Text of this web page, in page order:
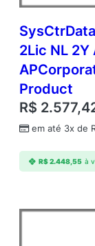
2Lic NL
Product
R$
em até 3x de
R$2.448,55 à